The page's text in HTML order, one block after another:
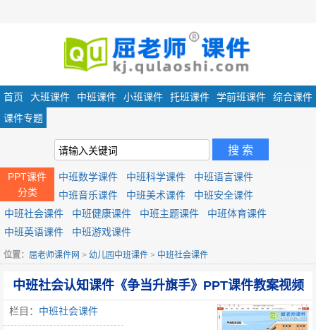
首页 大班课件 中班课件 小班课件 托班课件 学前班课件
综合课件
课件专题
PPT课件
分类
中班数学课件 中班科学课件
中班语言课件
中班音乐课件
中班美术课件
中班安全课件
中班社会课件
中班健康课件 中班主题课件
中班体育课件
中班英语课件
中班游戏课件
位置： 屈老师课件网 > 幼儿园中班课件 > 中班社会课件
中班社会认知课件《争当升旗手》PPT课件教案视频
栏目： 中班社会课件